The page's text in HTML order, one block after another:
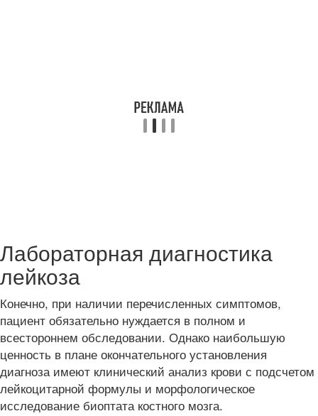
Лабораторная диагностика
лейкоза
Конечно, при наличии перечисленных симптомов,
пациент обязательно нуждается в полном и
всестороннем обследовании. Однако наибольшую
ценность в плане окончательного установления
диагноза имеют клинический анализ крови с подсчетом
лейкоцитарной формулы и морфологическое
исследование биоптата костного мозга.